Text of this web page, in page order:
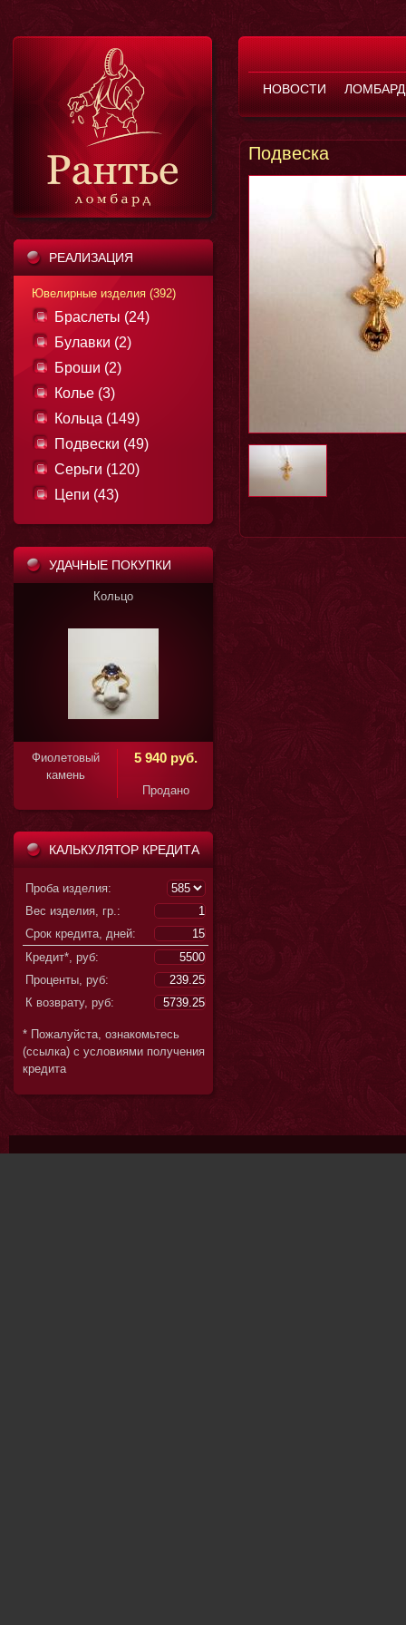
НОВОСТИ ЛОМБАРД
РЕАЛИЗАЦИЯ
Ювелирные изделия (392)
Браслеты (24)
Булавки (2)
Броши (2)
Колье (3)
Кольца (149)
Подвески (49)
Серьги (120)
Цепи (43)
УДАЧНЫЕ ПОКУПКИ
Фиолетовый
Продано
11 850 руб.
КАЛЬКУЛЯТОР КРЕДИТА
Проба изделия:
Вес изделия, гр.:
Срок кредита, дней:
Кредит*, руб:
Проценты, руб:
К возврату, руб:
* Пожалуйста, ознакомьтесь
(ссылка) с условиями получения
кредита
Подвеска